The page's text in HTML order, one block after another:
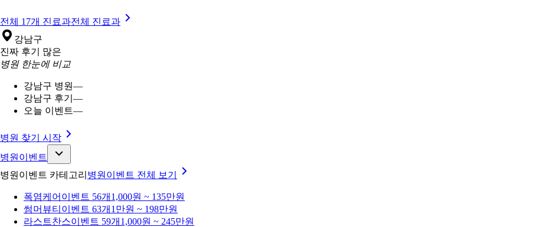
전체 17개 진료과전체 진료과
강남구
진짜 후기 많은
병원 한눈에 비교
강남구 병원—
강남구 후기 —
오늘 이벤트—
병원 찾기 시작
병원이벤트
병원이벤트 카테고리 병원이벤트 전체 보기
폭염케어 이벤트 56개 1,000원 ~ 135만원
썸머뷰티 이벤트 63개 1만원 ~ 198만원
라스트찬스이벤트 59개 1,000원 ~ 245만원